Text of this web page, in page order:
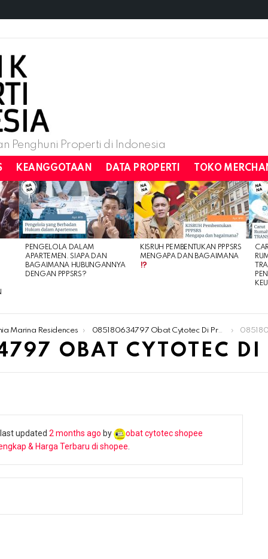
Penghuni Properti di Indonesia
KEANGGOTAAN DATA PROPERTI TOKO
PENGELOLA DALAM
APARTEMEN. SIAPA DAN
BAGAIMANA HUBUNGANNYA
DENGAN PPPSRS?
KISRUH PEMBENTUKAN PPPSRS
MENGAPA DAN BAGAIMANA
Marina Residences 085180634797 Obat Cytotec Di Pramuka
OBAT CYTOTEC DI
updated 2 months ago by
obat cytotec shopee
& Harga Terbaru di shopee